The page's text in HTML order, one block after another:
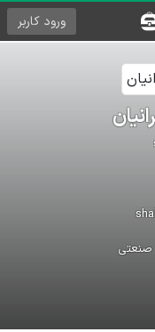
ورود کاربر
صنعتی